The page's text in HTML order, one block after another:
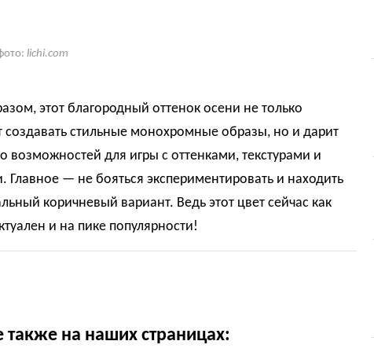
lichi.com
этот благородный оттенок осени не только
создавать стильные монохромные образы, но и дарит
возможностей для игры с оттенками, текстурами и
Главное — не бояться экспериментировать и находить
коричневый вариант. Ведь этот цвет сейчас как
и на пике популярности!
также на наших страницах: